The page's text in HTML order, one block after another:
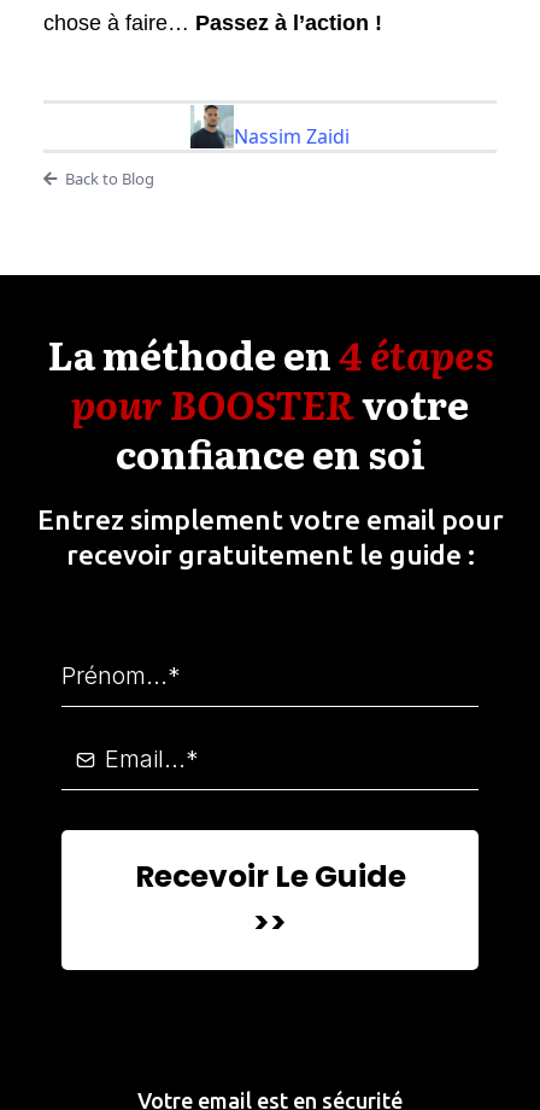
chose à faire… Passez à l’action !
Nassim Zaidi
Back to Blog
La méthode en4 étapes
pour BOOSTERvotre
confiance en soi
Entrez simplement votre email pour
recevoir gratuitement le guide :
Recevoir Le Guide
>>
Votre email est en sécurité